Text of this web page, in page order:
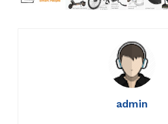
admin